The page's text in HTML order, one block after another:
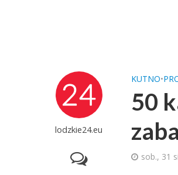
lodzkie24.eu
KUTNO•
50
sob., 31